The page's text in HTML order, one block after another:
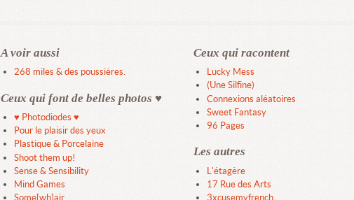
A voir aussi
268 miles & des poussières.
Ceux qui font de belles photos ♥
♥ Photodiodes ♥
Pour le plaisir des yeux
Plastique & Porcelaine
Shoot them up!
Sense & Sensibility
Mind Games
Some[wh]air
Ceux qui racontent
Lucky Mess
(Une Silfine)
Connexions aléatoires
Sweet Fantasy
96 Pages
Les autres
L'étagère
17 Rue des Arts
3xcusemyfrench